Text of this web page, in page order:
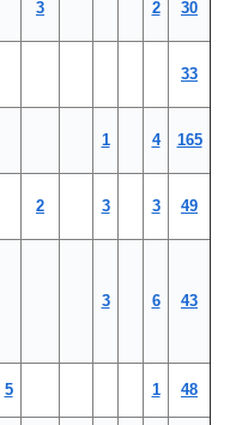
3 2 30
33
1 4 165
2 3 3 49
3 6 43
5 1 48